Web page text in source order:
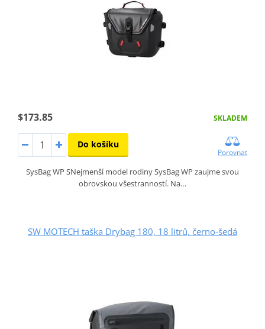
$173.85 SKLADEM
Do košíku
Porovnat
SysBag WP SNejmenší model rodiny SysBag WP zaujme svou
obrovskou všestranností. Na…
SW MOTECH taška Drybag 180, 18 litrů, černo-šedá